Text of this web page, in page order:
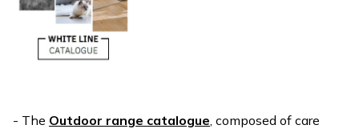
- The Outdoor range catalogue , composed of care